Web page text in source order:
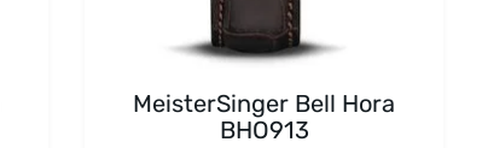
MeisterSinger Bell Hora
BHO913